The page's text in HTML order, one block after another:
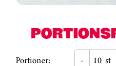
Portioner: - st